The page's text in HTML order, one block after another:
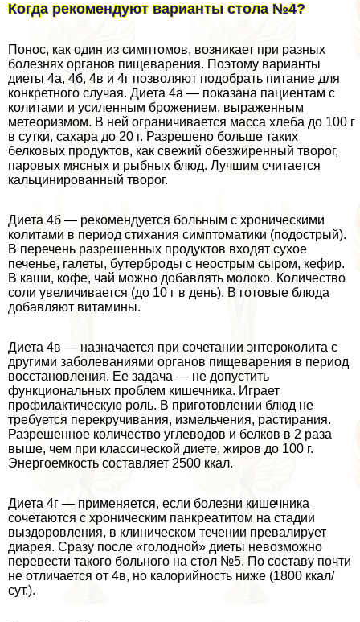
Когда рекомендуют варианты стола №4?
Понос, как один из симптомов, возникает при разных
болезнях органов пищеварения. Поэтому варианты
диеты 4а, 4б, 4в и 4г позволяют подобрать питание для
конкретного случая. Диета 4а — показана пациентам с
колитами и усиленным брожением, выраженным
метеоризмом. В ней ограничивается масса хлеба до 100 г
в сутки, сахара до 20 г. Разрешено больше таких
белковых продуктов, как свежий обезжиренный творог,
паровых мясных и рыбных блюд. Лучшим считается
кальцинированный творог.
Диета 4б — рекомендуется больным с хроническими
колитами в период стихания симптоматики (подострый).
В перечень разрешенных продуктов входят сухое
печенье, галеты, бутерброды с неострым сыром, кефир.
В каши, кофе, чай можно добавлять молоко. Количество
соли увеличивается (до 10 г в день). В готовые блюда
добавляют витамины.
Диета 4в — назначается при сочетании энтероколита с
другими заболеваниями органов пищеварения в период
восстановления. Ее задача — не допустить
функциональных проблем кишечника. Играет
профилактическую роль. В приготовлении блюд не
требуется перекручивания, измельчения, растирания.
Разрешенное количество углеводов и белков в 2 раза
выше, чем при классической диете, жиров до 100 г.
Энергоемкость составляет 2500 ккал.
Диета 4г — применяется, если болезни кишечника
сочетаются с хроническим панкреатитом на стадии
выздоровления, в клиническом течении превалирует
диарея. Сразу после «голодной» диеты невозможно
перевести такого больного на стол №5. По составу почти
не отличается от 4в, но калорийность ниже (1800 ккал/
сут.).